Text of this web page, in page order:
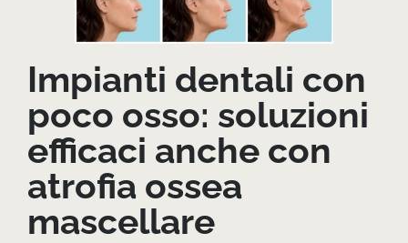
Impianti dentali con
poco osso: soluzioni
efficaci anche con
atrofia ossea
mascellare